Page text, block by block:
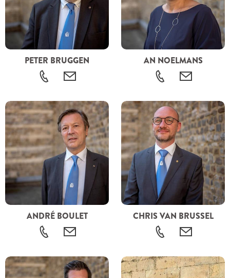
PETER BRUGGEN AN NOELMANS
ANDRÉ BOULET CHRIS VAN BRUSSEL